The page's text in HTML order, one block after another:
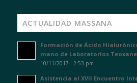
ACTUALIDAD MASSANA
Formación de Ácido
mano de Laboratorios Teoxane
10/11/2017 - 2:53 pm
Asistencia al XVII Encuentro